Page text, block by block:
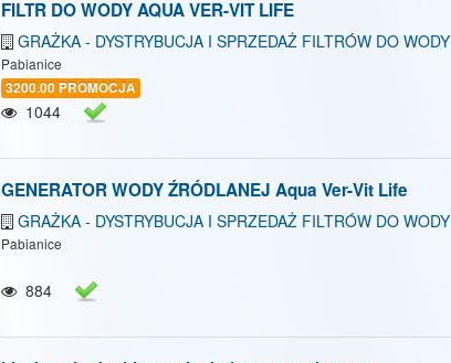
FILTR DO WODY AQUA VER-VIT LIFE
GRAŻKA - DYSTRYBUCJA I SPRZEDAŻ FILTRÓW DO WODY
Pabianice
3200.00 PROMOCJA
1044
GENERATOR WODY ŹRÓDLANEJ Aqua Ver-Vit Life
GRAŻKA - DYSTRYBUCJA I SPRZEDAŻ FILTRÓW DO WODY
Pabianice
884